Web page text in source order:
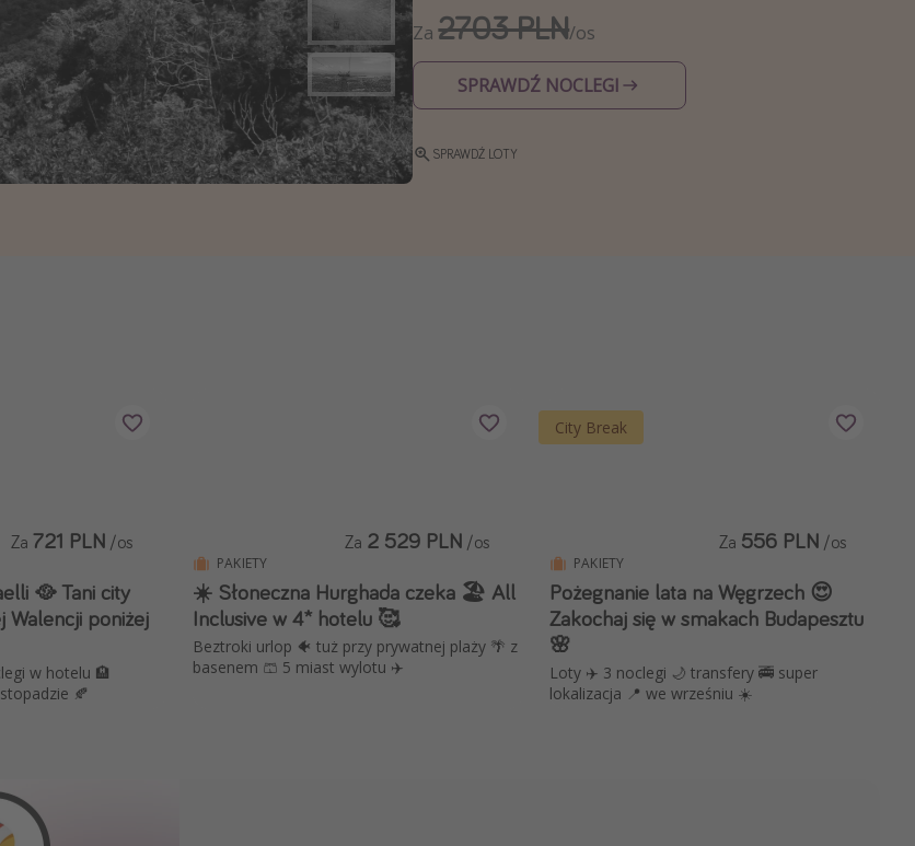
Za2703 PLN/os
SPRAWDŹ NOCLEGI
SPRAWDŹ LOTY
🥘 Tani city
Walencji poniżej
w hotelu 🏨
🍂
Za 721 PLN /os
PAKIETY
☀️ Słoneczna Hurghada czeka 🏖️ All
Inclusive w 4* hotelu 🥰
Beztroki urlop 🐠 tuż przy prywatnej plaży 🌴 z
basenem 🩳 5 miast wylotu ✈️
Za 2 529 PLN /os
City Break
PAKIETY
Pożegnanie lata na Węgrzech 😍
Zakochaj się w smakach Budapesztu
🌸
Loty ✈️ 3 noclegi 🌙 transfery 🚎 super
lokalizacja 📍 we wrześniu ☀️
Za 556 PLN /os